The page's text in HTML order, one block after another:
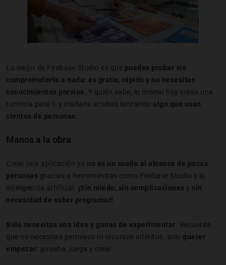
Lo mejor de Firebase Studio es que puedes probar sin
comprometerte a nada: es gratis, rápido y no necesitas
conocimientos previos . Y quién sabe, lo mismo hoy creas una
tontería para ti y mañana acabas lanzando algo que usan
cientos de personas.
Manos a la obra
Crear una aplicación ya no es un sueño al alcance de pocas
personas gracias a herramientas como Firebase Studio y la
inteligencia artificial.
¡Sin miedo, sin complicaciones y sin
necesidad de saber programar!
Solo necesitas una idea y ganas de experimentar . Recuerda
que no necesitas permisos ni recursos infinitos, solo querer
empezar: ¡prueba, juega y crea!